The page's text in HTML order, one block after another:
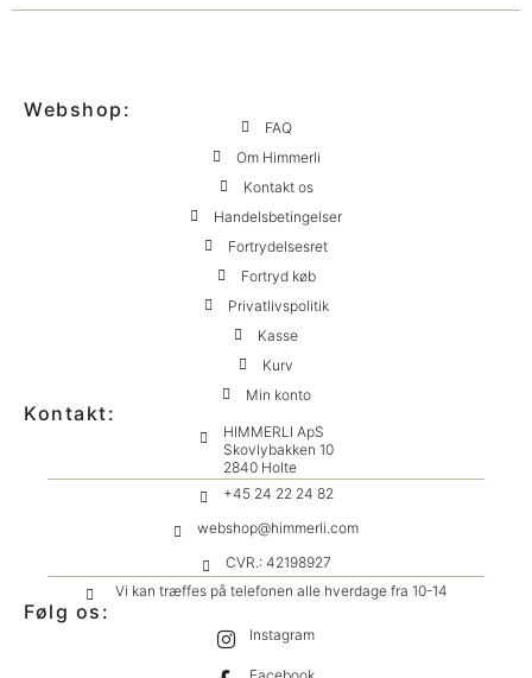
Webshop:
FAQ
Om Himmerli
Kontakt os
Handelsbetingelser
Fortrydelsesret
Fortryd køb
Privatlivspolitik
Kasse
Kurv
Min konto
Kontakt:
HIMMERLI ApS
Skovlybakken 10
2840 Holte
+45 24 22 24 82
webshop@himmerli.com
CVR.: 42198927
Vi kan træffes på telefonen alle hverdage fra 10-14
Følg os:
Instagram